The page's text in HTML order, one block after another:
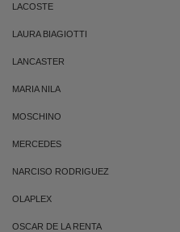
LACOSTE
LAURA BIAGIOTTI
LANCASTER
MARIA NILA
MOSCHINO
MERCEDES
NARCISO RODRIGUEZ
OLAPLEX
OSCAR DE LA RENTA